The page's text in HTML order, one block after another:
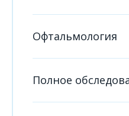
Офтальмология
Полное